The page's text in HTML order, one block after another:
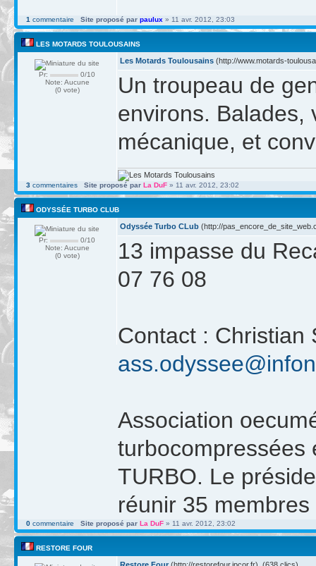
1 commentaire Site proposé par paulux » 11 avr. 2012, 23:03
LES MOTARDS TOULOUSAINS
Pr:
0/10
Note: Aucune
(0 vote)
Les Motards Toulousains (http://www.motards-
Un troupeau de
environs. Balades,
mécanique, et
3 commentaires Site proposé par La DuF » 11 avr. 2012, 23:02
ODYSSÉE TURBO CLUB
Pr:
0/10
Note: Aucune
(0 vote)
Odyssée Turbo CLub (http://
13 impasse du
07 76 08
Contact : Christian
Association
turbocompressées
TURBO. Le
réunir 35
0 commentaire Site proposé par La DuF » 11 avr. 2012, 23:02
RESTORE FOUR